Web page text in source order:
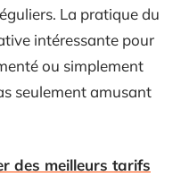
La pratique du
intéressante pour
ou simplement
seulement amusant
des meilleurs tarifs